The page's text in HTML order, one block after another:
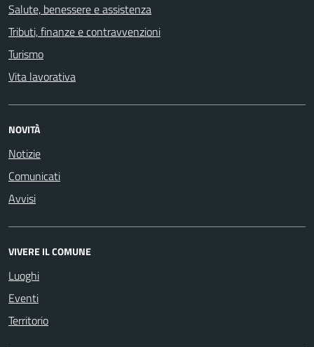
Salute, benessere e assistenza
Tributi, finanze e contravvenzioni
Turismo
Vita lavorativa
NOVITÀ
Notizie
Comunicati
Avvisi
VIVERE IL COMUNE
Luoghi
Eventi
Territorio